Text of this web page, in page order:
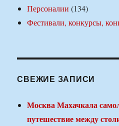
Персоналии (134)
Фестивали, конкурсы,
СВЕЖИЕ ЗАПИСИ
Москва Махачкала
путешествие между